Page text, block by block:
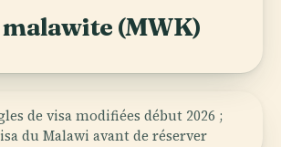
(MWK)
de visa modifiées début 2026 ;
du Malawi avant de réserver